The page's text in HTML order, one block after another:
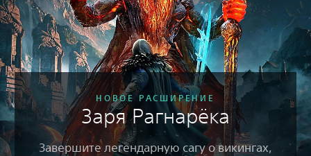
НОВОЕ РАСШИРЕНИЕ
Заря Рагнарёка
Завершите легендарную сагу о викингах,